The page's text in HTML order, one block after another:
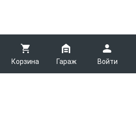
Корзина Гараж Войти